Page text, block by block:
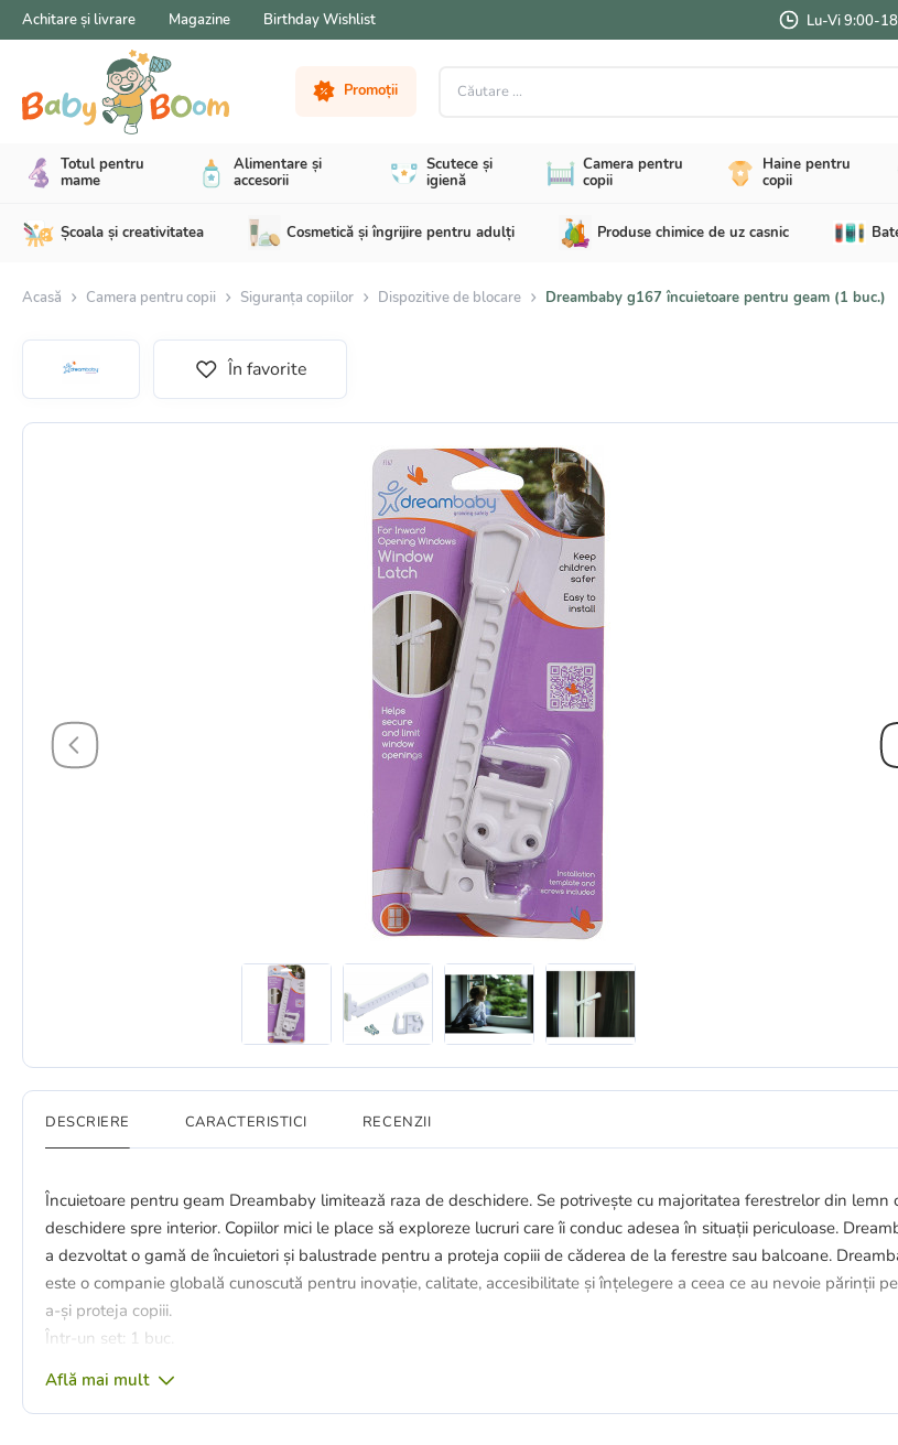
Achitare și livrare Magazine Birthday Wishlist Lu-Vi 9:00-
Promoții
Totul pentru
mame
Alimentare și
accesorii
Scutece și
igienă
Camera pentru
copii
Haine pentru
copii
Școala și creativitatea Cosmetică și îngrijire pentru adulți Produse chimice de uz casnic
Acasă Camera pentru copii Siguranța copiilor Dispozitive de blocare Dreambaby g167 încuietoare pentru geam (1 buc.)
În favorite
DESCRIERE CARACTERISTICI RECENZII
Încuietoare pentru geam Dreambaby limitează raza de deschidere. Se potrivește cu majoritatea ferestrelor din lemn
deschidere spre interior. Copiilor mici le place să exploreze lucruri care îi conduc adesea în situații periculoase.
a dezvoltat o gamă de încuietori și balustrade pentru a proteja copiii de căderea de la ferestre sau balcoane.
este o companie globală cunoscută pentru inovație, calitate, accesibilitate și înțelegere a ceea ce au nevoie părinții
a-și proteja copiii.
Într-un set: 1 buc.
Află mai mult